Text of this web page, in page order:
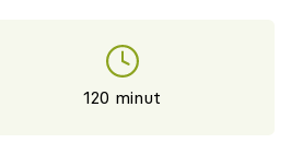
120 minut